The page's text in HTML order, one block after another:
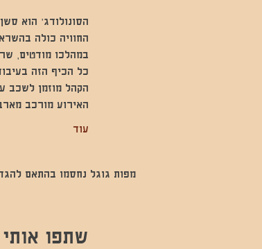
הסונולודג׳ הוא
החוויה כולה
במהלכו מודטים,
כל הכיף הזה
הקהל מוזמן לשכב
האירוע מורכב
עוד
מפות גוגל נחסמו בהתאם
שתפו אותי